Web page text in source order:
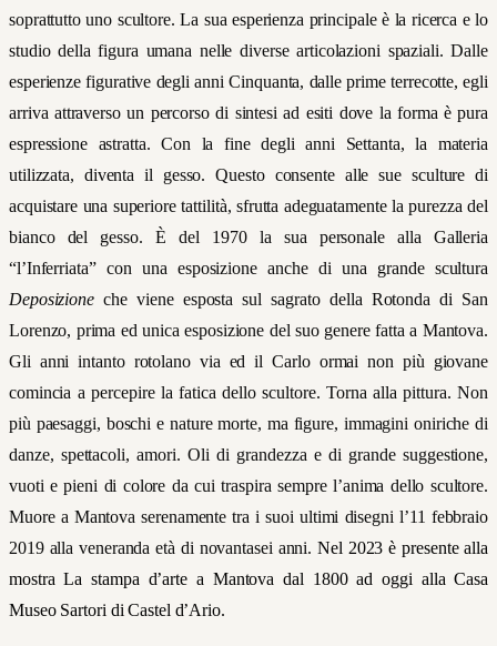
soprattutto uno scultore. La sua esperienza principale è la ricerca e lo
studio della figura umana nelle diverse articolazioni spaziali. Dalle
esperienze figurative degli anni Cinquanta, dalle prime terrecotte, egli
arriva attraverso un percorso di sintesi ad esiti dove la forma è pura
espressione astratta. Con la fine degli anni Settanta, la materia
utilizzata, diventa il gesso. Questo consente alle sue sculture di
acquistare una superiore tattilità, sfrutta adeguatamente la purezza del
bianco del gesso. È del 1970 la sua personale alla Galleria
“l’Inferriata” con una esposizione anche di una grande scultura
Deposizioneche viene esposta sul sagrato della Rotonda di San
Lorenzo, prima ed unica esposizione del suo genere fatta a Mantova.
Gli anni intanto rotolano via ed il Carlo ormai non più giovane
comincia a percepire la fatica dello scultore. Torna alla pittura. Non
più paesaggi, boschi e nature morte, ma figure, immagini oniriche di
danze, spettacoli, amori. Oli di grandezza e di grande suggestione,
vuoti e pieni di colore da cui traspira sempre l’anima dello scultore.
Muore a Mantova serenamente tra i suoi ultimi disegni l’11 febbraio
2019 alla veneranda età di novantasei anni.Nel 2023 è presente alla
mostra La stampa d’arte a Mantova dal 1800 ad oggi alla Casa
Museo Sartori di Castel d’Ario.